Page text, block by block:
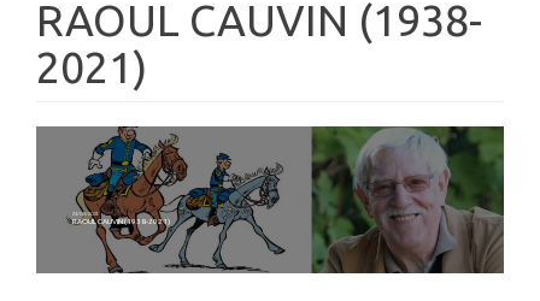
RAOUL CAUVIN (1938-
2021)
23/08/2021
RAOUL CAUVIN (1938-2021)